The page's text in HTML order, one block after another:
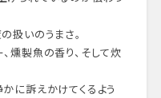
扱いのうまさ。
燻製魚の香り、そして炊
に訴えかけてくるよう